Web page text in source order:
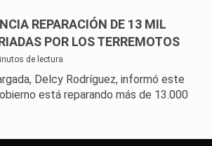
REPARACIÓN DE 13 MIL
POR LOS TERREMOTOS
de lectura
Delcy Rodríguez, informó este
está reparando más de 13.000